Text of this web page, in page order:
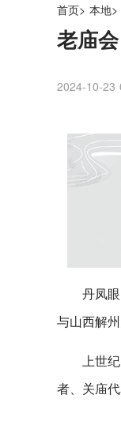
首页> 本地>
老庙
2024-10-23
丹凤
与山西解
上世
者、关庙